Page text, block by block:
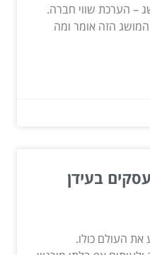
– הערכת שווי חברה.
הזה אומר ומה
בעידן
את העולם כולו.